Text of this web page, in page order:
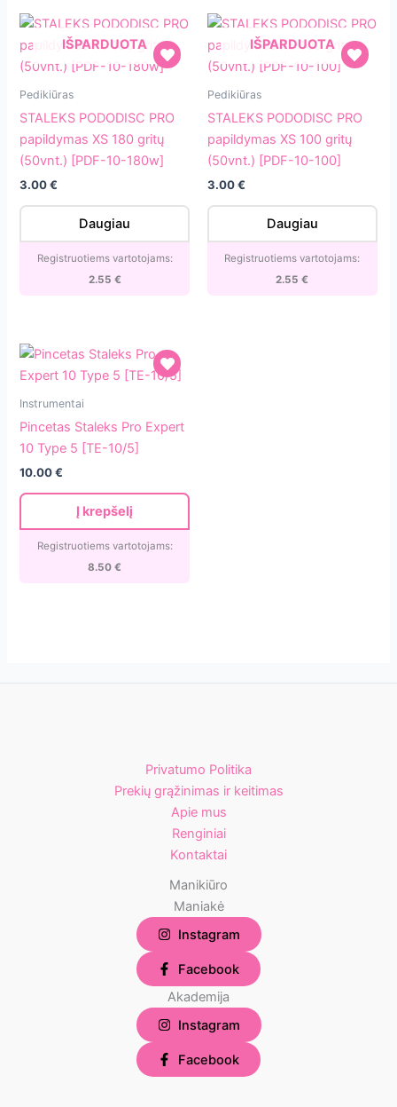
180]
STALEKS
papildymas
XS
180
[PDF-
IŠPARDUOTA
Pedikiūras
STALEKS PODODISC PRO
papildymas XS 180 gritų
(50vnt.) [PDF-10-180w]
3.00€
Daugiau
Registruotiems vartotojams:
2.55 €
STALEKS
papildymas
XS
100
[PDF-
IŠPARDUOTA
Pedikiūras
STALEKS PODODISC PRO
papildymas XS 100 gritų
(50vnt.) [PDF-10-100]
3.00€
Daugiau
Registruotiems vartotojams:
2.55€
Pincetas
Expert
10
Type
[TE-
Instrumentai
Pincetas Staleks Pro Expert
10 Type 5 [TE-10/5]
10.00€
Į krepšelį
Registruotiems vartotojams:
8.50€
Privatumo Politika
Prekių grąžinimas ir keitimas
Apie mus
Renginiai
Kontaktai
Manikiūro
Maniakė
Instagram
Facebook
Akademija
Instagram
Facebook